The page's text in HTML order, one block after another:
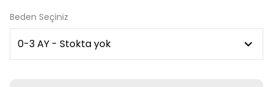
Beden Seçiniz